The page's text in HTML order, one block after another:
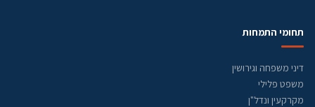
תחומי התמחות
דיני משפחה וגירושין
משפט פלילי
מקרקעין ונדל"ן